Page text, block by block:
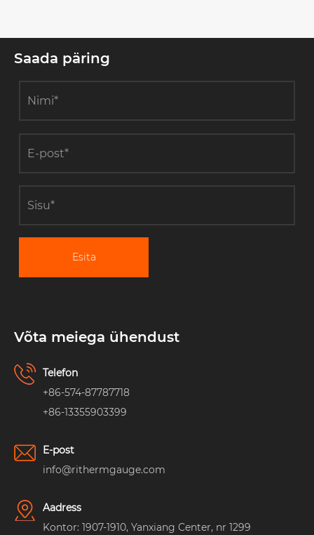
Saada päring
Esita
Võta meiega ühendust
Telefon
+86-574-87787718
+86-13355903399
E-post
info@rithermgauge.com
Aadress
Kontor: 1907-1910, Yanxiang Center, nr 1299